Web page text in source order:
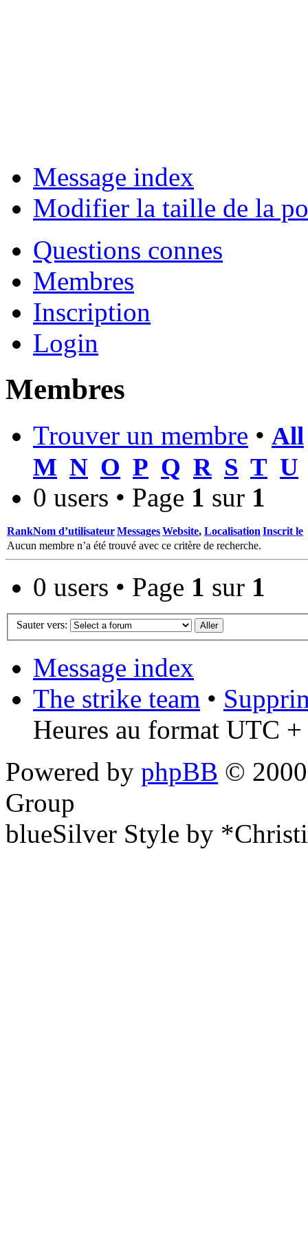
Message index
Modifier la taille de la
Questions connes
Membres
Inscription
Login
Membres
Trouver un membre • All
M N O P Q R S T U
0 users • Page 1 sur 1
RankNom d’utilisateurMessagesWebsite, Localisation Inscrit le
Aucun membre n’a été trouvé avec ce critère de recherche.
0 users • Page 1 sur 1
Sauter vers:
Message index
The strike team •
Heures au format UTC
Powered by phpBB ©
Group
blueSilver Style by